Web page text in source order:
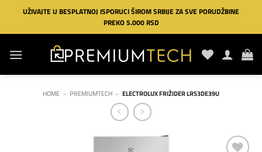
Preskoči
sadržaj
UŽIVAJTE U BESPLATNOJ ISPORUCI ŠIROM SRBIJE ZA SVE PORUDŽBINE
PREKO 5.000 RSD
HOME » PREMIUMTECH » ELECTROLUX FRIŽIDER LRS3DE39U